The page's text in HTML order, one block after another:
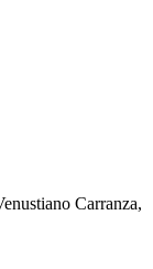
Carranza,